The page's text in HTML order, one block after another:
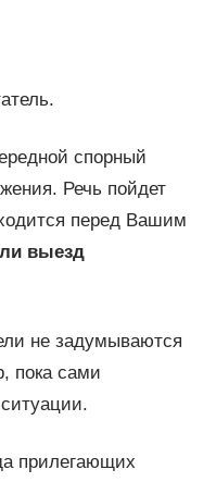
спорный
Речь пойдет
перед Вашим
выезд
не задумываются
пока сами
прилегающих